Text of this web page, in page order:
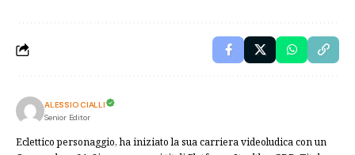
ALESSIO CIALLI
Senior Editor
Eclettico personaggio, ha iniziato la sua carriera videoludica con un